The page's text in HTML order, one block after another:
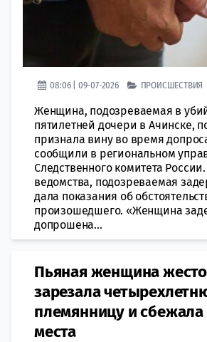
08:06 | 09-07-2026 ПРОИСШЕСТВИЯ
Женщина, подозреваемая в
пятилетней дочери в Ачинске,
признала вину во время
сообщили в региональном
Следственного комитета
ведомства, подозреваемая
дала показания об
произошедшего. «Женщина
допрошена...
Пьяная женщина
зарезала
племянницу и
места